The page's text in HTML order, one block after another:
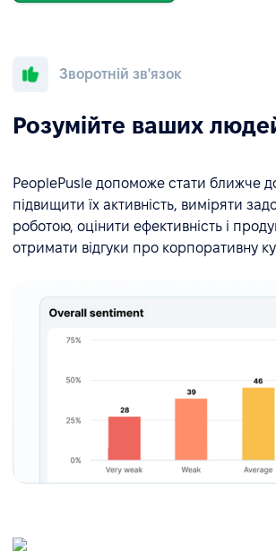
Зворотній зв'язок
Розумійте ваших
PeoplePusle допоможе стати ближче до
підвищити їх активність, виміряти
роботою, оцінити ефективність і
отримати відгуки про корпоративну